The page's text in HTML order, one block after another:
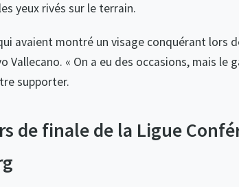
yeux rivés sur le terrain.
avaient montré un visage conquérant lors
Vallecano. « On a eu des occasions, mais
supporter.
de finale de la Ligue